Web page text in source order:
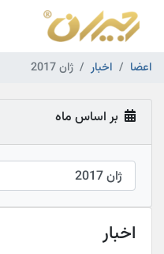
اعضا اخبار ژان 2017
بر اساس ماه
اخبار